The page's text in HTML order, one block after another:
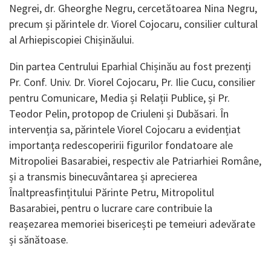
Negrei, dr. Gheorghe Negru, cercetătoarea Nina Negru,
precum și părintele dr. Viorel Cojocaru, consilier cultural
al Arhiepiscopiei Chișinăului.
Din partea Centrului Eparhial Chișinău au fost prezenți
Pr. Conf. Univ. Dr. Viorel Cojocaru, Pr. Ilie Cucu, consilier
pentru Comunicare, Media și Relații Publice, și Pr.
Teodor Pelin, protopop de Criuleni și Dubăsari. În
intervenția sa, părintele Viorel Cojocaru a evidențiat
importanța redescoperirii figurilor fondatoare ale
Mitropoliei Basarabiei, respectiv ale Patriarhiei Române,
și a transmis binecuvântarea și aprecierea
Înaltpreasfințitului Părinte Petru, Mitropolitul
Basarabiei, pentru o lucrare care contribuie la
reașezarea memoriei bisericești pe temeiuri adevărate
și sănătoase.